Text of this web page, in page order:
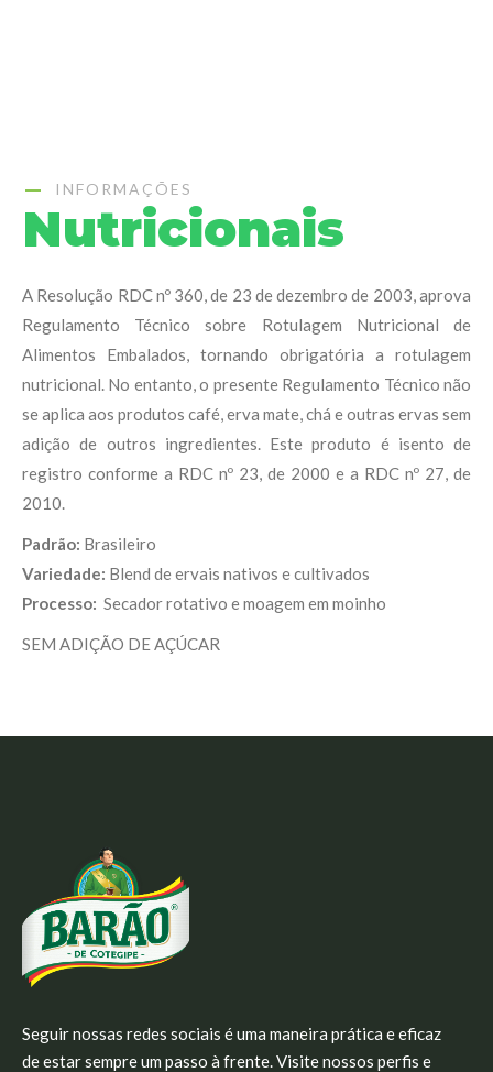
INFORMAÇÕES
Nutricionais
A Resolução RDC nº 360, de 23 de dezembro de 2003, aprova
Regulamento Técnico sobre Rotulagem Nutricional de
Alimentos Embalados, tornando obrigatória a rotulagem
nutricional. No entanto, o presente Regulamento Técnico não
se aplica aos produtos café, erva mate, chá e outras ervas sem
adição de outros ingredientes. Este produto é isento de
registro conforme a RDC nº 23, de 2000 e a RDC nº 27, de
2010.
Padrão: Brasileiro
Variedade: Blend de ervais nativos e cultivados
Processo: Secador rotativo e moagem em moinho
SEM ADIÇÃO DE AÇÚCAR
Seguir nossas redes sociais é uma maneira prática e eficaz
de estar sempre um passo à frente. Visite nossos perfis e